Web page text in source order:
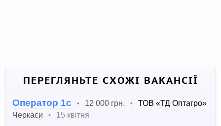
ПЕРЕГЛЯНЬТЕ СХОЖІ ВАКАНСІЇ
Оператор 1c • 12 000 грн. •
ТОВ «ТД Оптагро»
Черкаси
•
15 квітня